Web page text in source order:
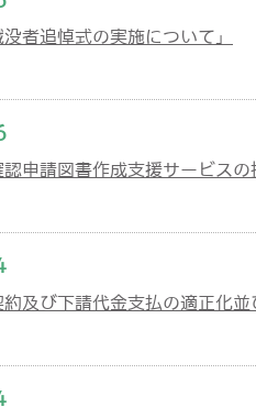
者追悼式の実施について」
認申請図書作成支援サービス
約及び下請代金支払の適正化